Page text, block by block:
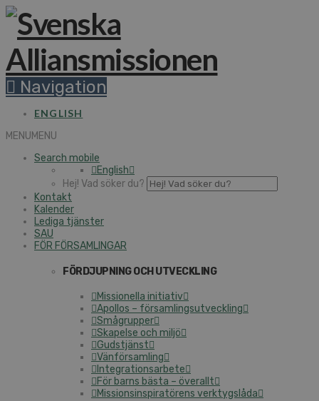
Navigation
ENGLISH
MENUMENU
Search mobile
English
Hej! Vad söker du?
Kontakt
Kalender
Lediga tjänster
SAU
FÖR FÖRSAMLINGAR
FÖRDJUPNING OCH UTVECKLING
Missionella initiativ
Apollos – församlingsutveckling
Smågrupper
Skapelse och miljö
Gudstjänst
Vänförsamling
Integrationsarbete
För barns bästa – överallt
Missionsinspiratörens verktygslåda